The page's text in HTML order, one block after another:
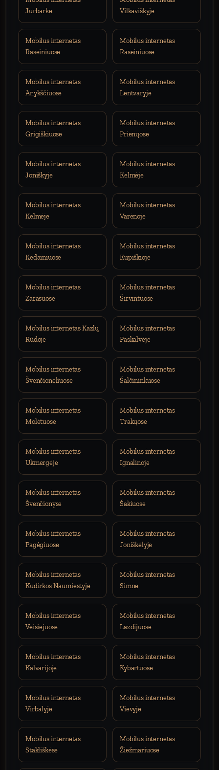
Jurbarke
Vilkaviškyje
Mobilus internetas
Raseiniuose
Mobilus internetas
Raseiniuose
Mobilus internetas
Anykščiuose
Mobilus internetas
Lentvaryje
Mobilus internetas
Grigiškiuose
Mobilus internetas
Prienųose
Mobilus internetas
Joniškyje
Mobilus internetas
Kelmėje
Mobilus internetas
Kelmėje
Mobilus internetas
Varėnoje
Mobilus internetas
Kėdainiuose
Mobilus internetas
Kupiškioje
Mobilus internetas
Zarasuose
Mobilus internetas
Širvintuose
Mobilus internetas Kazlų
Rūdoje
Mobilus internetas
Paskalvėje
Mobilus internetas
Švenčionėliuose
Mobilus internetas
Šalčininkuose
Mobilus internetas
Molėtuose
Mobilus internetas
Trakųose
Mobilus internetas
Ukmergėje
Mobilus internetas
Ignalinoje
Mobilus internetas
Švenčionyse
Mobilus internetas
Šakiuose
Mobilus internetas
Pagėgiuose
Mobilus internetas
Joniškėlyje
Mobilus internetas
Kudirkos Naumiestyje
Mobilus internetas
Simne
Mobilus internetas
Veisiejuose
Mobilus internetas
Lazdijuose
Mobilus internetas
Kalvarijoje
Mobilus internetas
Kybartuose
Mobilus internetas
Virbalyje
Mobilus internetas
Vievyje
Mobilus internetas
Stakliškėse
Mobilus internetas
Žiežmariuose